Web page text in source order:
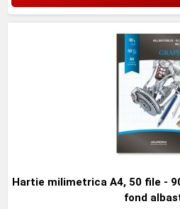
Hartie milimetrica A4, 50 file -
fond